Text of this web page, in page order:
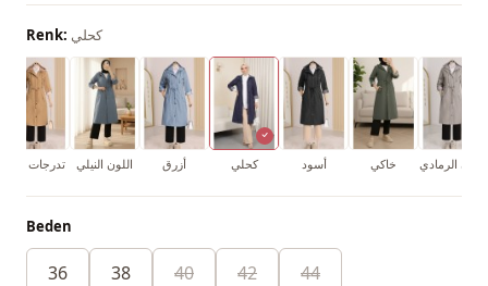
Renk: كحلي
تدرجات البيج اللون النيلي أزرق كحلي أسود خاكي اللون الرمادي
Beden
36 38 40 42 44